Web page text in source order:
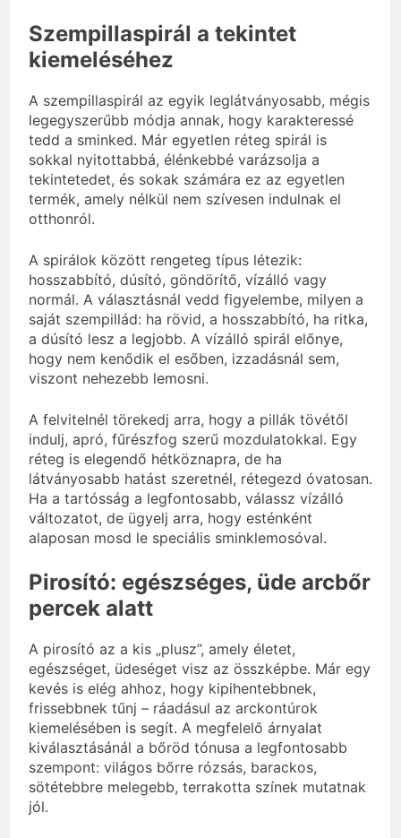
Szempillaspirál a tekintet
kiemeléséhez
A szempillaspirál az egyik leglátványosabb, mégis
legegyszerűbb módja annak, hogy karakteressé
tedd a sminked. Már egyetlen réteg spirál is
sokkal nyitottabbá, élénkebbé varázsolja a
tekintetedet, és sokak számára ez az egyetlen
termék, amely nélkül nem szívesen indulnak el
otthonról.
A spirálok között rengeteg típus létezik:
hosszabbító, dúsító, göndörítő, vízálló vagy
normál. A választásnál vedd figyelembe, milyen a
saját szempillád: ha rövid, a hosszabbító, ha ritka,
a dúsító lesz a legjobb. A vízálló spirál előnye,
hogy nem kenődik el esőben, izzadásnál sem,
viszont nehezebb lemosni.
A felvitelnél törekedj arra, hogy a pillák tövétől
indulj, apró, fűrészfog szerű mozdulatokkal. Egy
réteg is elegendő hétköznapra, de ha
látványosabb hatást szeretnél, rétegezd óvatosan.
Ha a tartósság a legfontosabb, válassz vízálló
változatot, de ügyelj arra, hogy esténként
alaposan mosd le speciális sminklemosóval.
Pirosító: egészséges, üde arcbőr
percek alatt
A pirosító az a kis „plusz”, amely életet,
egészséget, üdeséget visz az összképbe. Már egy
kevés is elég ahhoz, hogy kipihentebbnek,
frissebbnek tűnj – ráadásul az arckontúrok
kiemelésében is segít. A megfelelő árnyalat
kiválasztásánál a bőröd tónusa a legfontosabb
szempont: világos bőrre rózsás, barackos,
sötétebbre melegebb, terrakotta színek mutatnak
jól.